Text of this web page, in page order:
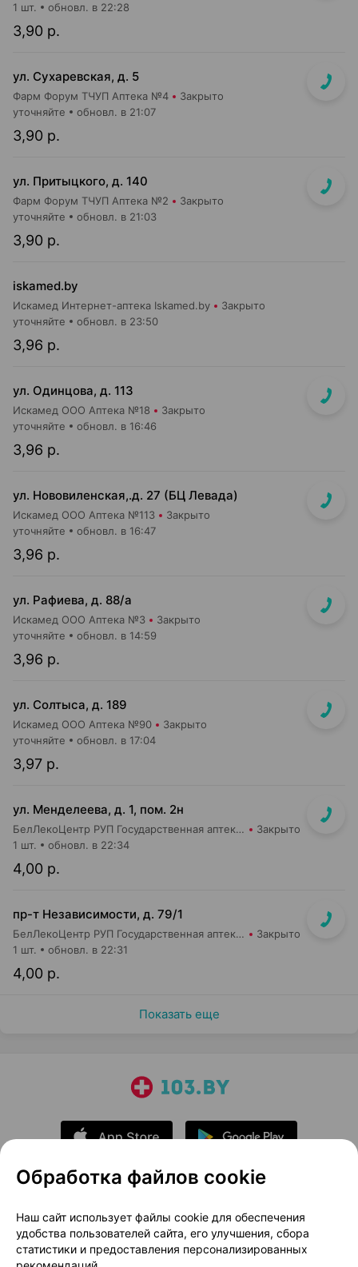
3,90 р.
1 шт. обновл. в 22:28
ул. Сухаревская, д. 5
Фарм Форум ТЧУП Аптека №4 Закрыто
3,90 р.
уточняйте обновл. в 21:07
ул. Притыцкого, д. 140
Фарм Форум ТЧУП Аптека №2 Закрыто
3,90 р.
уточняйте обновл. в 21:03
iskamed.by
Искамед Интернет-аптека Iskamed.by Закрыто
3,96 р.
уточняйте обновл. в 23:50
ул. Одинцова, д. 113
Искамед ООО Аптека №18 Закрыто
3,96 р.
уточняйте обновл. в 16:46
ул. Нововиленская,.д. 27 (БЦ Левада)
Искамед ООО Аптека №113 Закрыто
3,96 р.
уточняйте обновл. в 16:47
ул. Рафиева, д. 88/а
Искамед ООО Аптека №3 Закрыто
3,96 р.
уточняйте обновл. в 14:59
ул. Солтыса, д. 189
Искамед ООО Аптека №90 Закрыто
3,97 р.
уточняйте обновл. в 17:04
ул. Менделеева, д. 1, пом. 2н
БелЛекоЦентр РУП Государственная аптека №46 Закрыто
4,00 р.
1 шт. обновл. в 22:34
пр-т Независимости, д. 79/1
БелЛекоЦентр РУП Государственная аптека №24 Закрыто
4,00 р.
1 шт. обновл. в 22:31
Показать еще
О проекте
Новости проекта
Размещение рекламы
Медицинский маркетинг
Публичный договор
Доставка
Обработка файлов cookie
Наш сайт использует файлы cookie для обеспечения
удобства пользователей сайта, его улучшения, сбора
статистики и предоставления персонализированных